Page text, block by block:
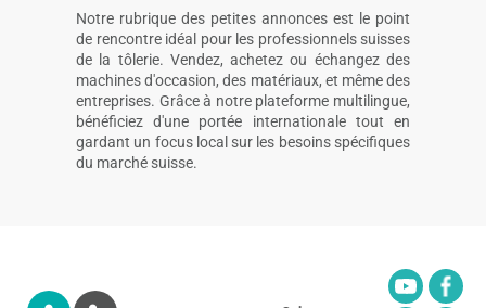
Notre rubrique des petites annonces est le point
de rencontre idéal pour les professionnels suisses
de la tôlerie. Vendez, achetez ou échangez des
machines d'occasion, des matériaux, et même des
entreprises. Grâce à notre plateforme multilingue,
bénéficiez d'une portée internationale tout en
gardant un focus local sur les besoins spécifiques
du marché suisse.